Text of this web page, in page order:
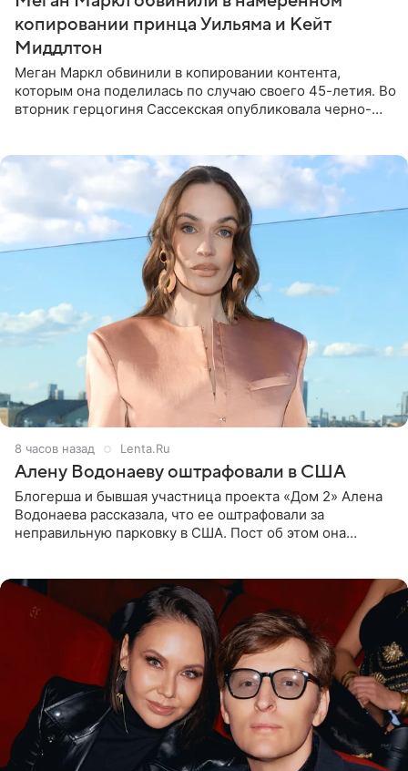
копировании принца Уильяма и Кейт
Миддлтон
Меган Маркл обвинили в копировании контента,
которым она поделилась по случаю своего 45-летия. Во
вторник герцогиня Сассекская опубликовала черно-
8 часов назад Lenta.Ru
Алену Водонаеву оштрафовали в США
Блогерша и бывшая участница проекта «Дом 2» Алена
Водонаева рассказала, что ее оштрафовали за
неправильную парковку в США. Пост об этом она